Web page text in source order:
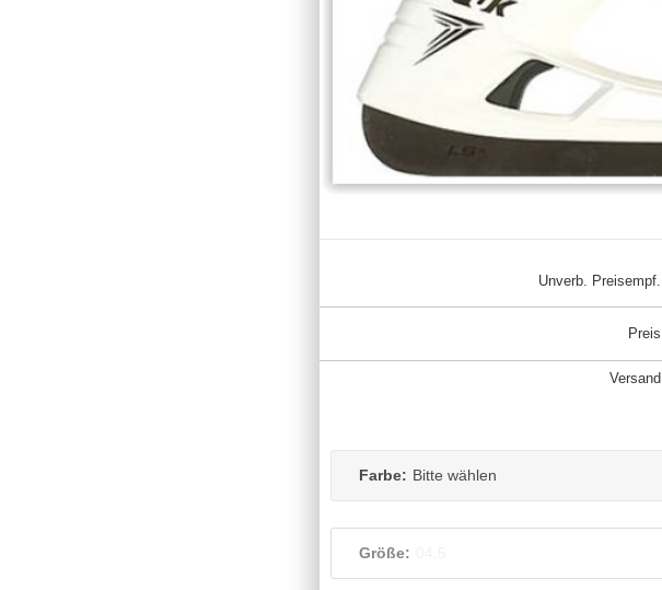
Unverb. Preisempf.
Preis
Versand
Farbe: Bitte wählen
Größe: